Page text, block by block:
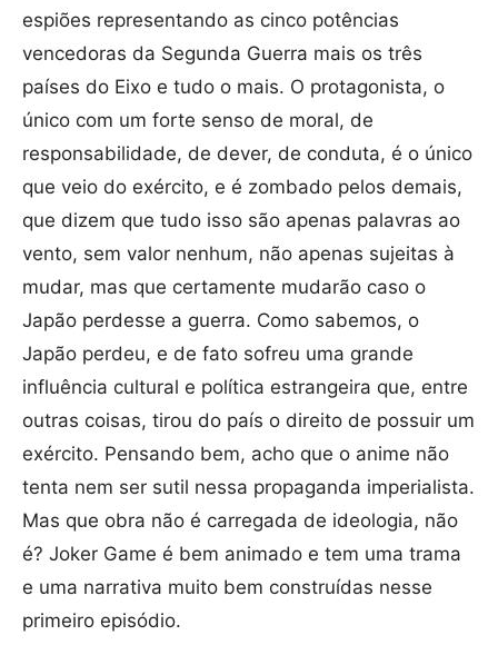
espiões representando as cinco potências
vencedoras da Segunda Guerra mais os três
países do Eixo e tudo o mais. O protagonista, o
único com um forte senso de moral, de
responsabilidade, de dever, de conduta, é o único
que veio do exército, e é zombado pelos demais,
que dizem que tudo isso são apenas palavras ao
vento, sem valor nenhum, não apenas sujeitas à
mudar, mas que certamente mudarão caso o
Japão perdesse a guerra. Como sabemos, o
Japão perdeu, e de fato sofreu uma grande
influência cultural e política estrangeira que, entre
outras coisas, tirou do país o direito de possuir um
exército. Pensando bem, acho que o anime não
tenta nem ser sutil nessa propaganda imperialista.
Mas que obra não é carregada de ideologia, não
é? Joker Game é bem animado e tem uma trama
e uma narrativa muito bem construídas nesse
primeiro episódio.